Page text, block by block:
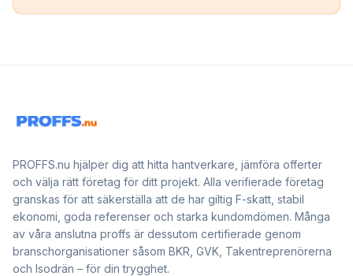
PROFFS.nu hjälper dig att hitta hantverkare, jämföra offerter
och välja rätt företag för ditt projekt. Alla verifierade företag
granskas för att säkerställa att de har giltig F-skatt, stabil
ekonomi, goda referenser och starka kundomdömen. Många
av våra anslutna proffs är dessutom certifierade genom
branschorganisationer såsom BKR, GVK, Takentreprenörerna
och Isodrän – för din trygghet.